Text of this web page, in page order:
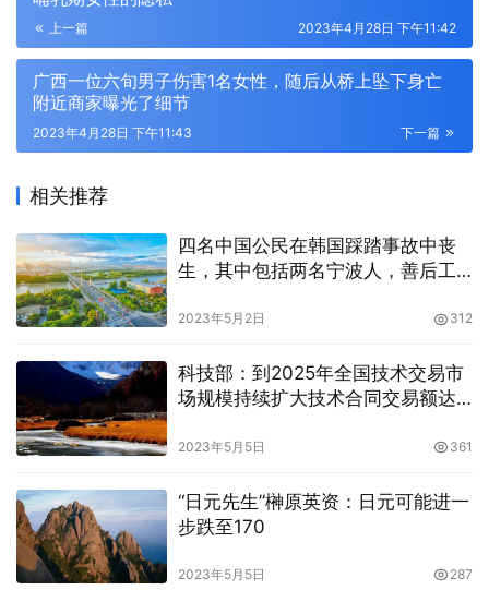
上一篇 2023年4月28日 下午11:42
广西一位六旬男子伤害1名女性，随后从桥上坠下身亡
附近商家曝光了细节
下一篇
2023年4月28日 下午11:43
相关推荐
四名中国公民在韩国踩踏事故中丧
生，其中包括两名宁波人，善后工
2023年5月2日 312
科技部：到2025年全国技术交易市
场规模持续扩大技术合同交易额达
2023年5月5日 361
“日元先生”榊原英资：日元可能进一
步跌至170
2023年5月5日 287